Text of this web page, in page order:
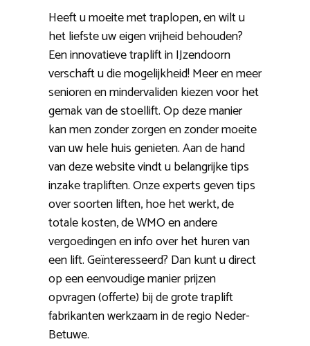
Heeft u moeite met traplopen, en wilt u
het liefste uw eigen vrijheid behouden?
Een innovatieve traplift in IJzendoorn
verschaft u die mogelijkheid! Meer en meer
senioren en mindervaliden kiezen voor het
gemak van de stoellift. Op deze manier
kan men zonder zorgen en zonder moeite
van uw hele huis genieten. Aan de hand
van deze website vindt u belangrijke tips
inzake trapliften. Onze experts geven tips
over soorten liften, hoe het werkt, de
totale kosten, de WMO en andere
vergoedingen en info over het huren van
een lift. Geïnteresseerd? Dan kunt u direct
op een eenvoudige manier prijzen
opvragen (offerte) bij de grote traplift
fabrikanten werkzaam in de regio Neder-
Betuwe.